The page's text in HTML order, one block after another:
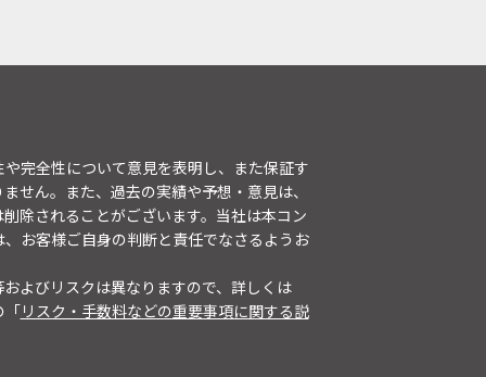
完全性について意見を表明し、また保証す
せん。また、過去の実績や予想・意見は、
除されることがございます。当社は本コン
お客様ご自身の判断と責任でなさるようお
よびリスクは異なりますので、詳しくは
「リスク・手数料などの重要事項に関する説